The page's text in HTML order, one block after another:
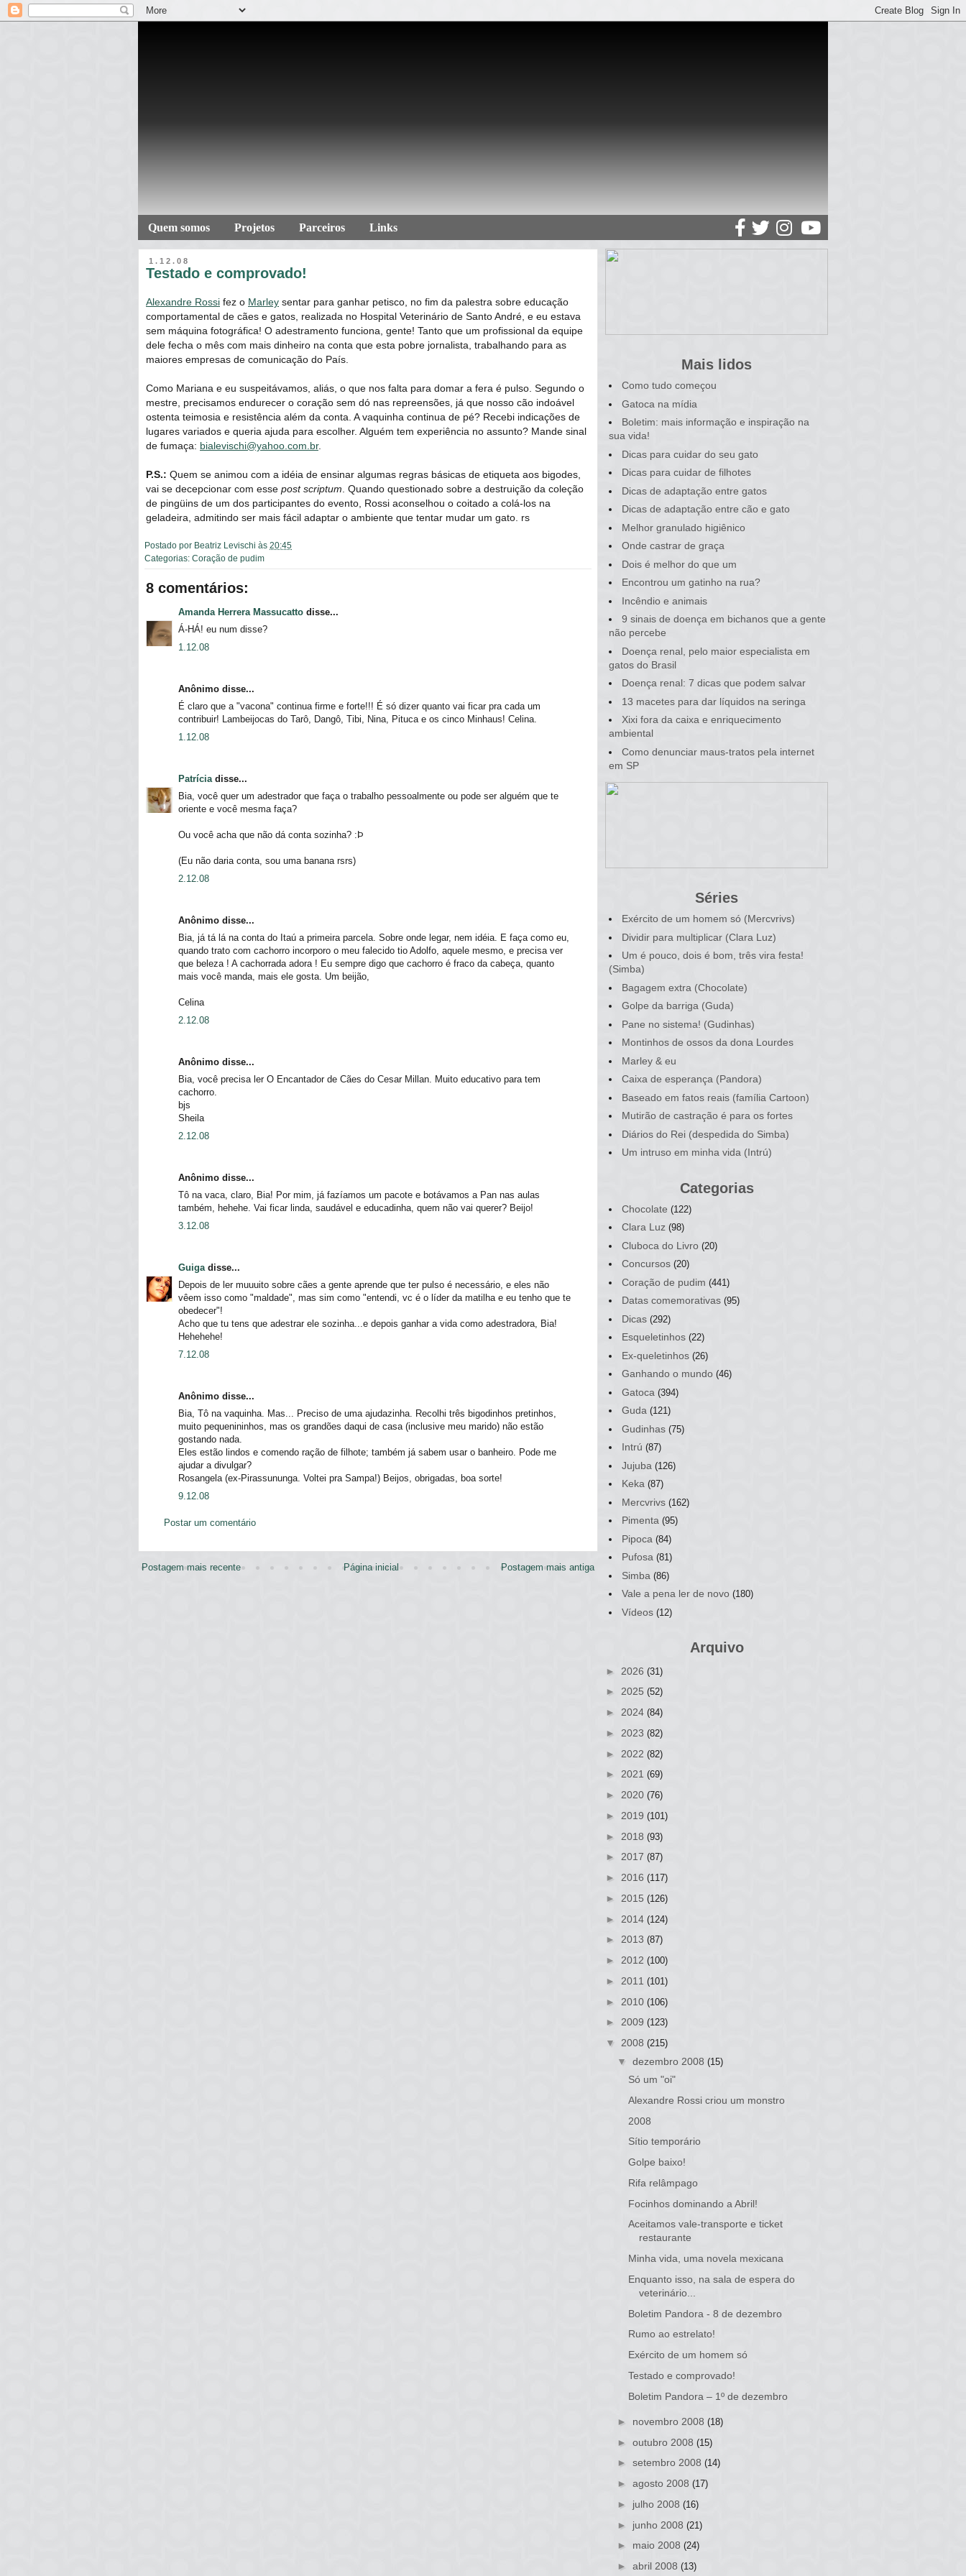
Quem somos Projetos Parceiros Links
1.12.08
Testado e comprovado!
Alexandre Rossi fez o Marley sentar para ganhar petisco, no fim da palestra sobre educação
comportamental de cães e gatos, realizada no Hospital Veterinário de Santo André, e eu estava
sem máquina fotográfica! O adestramento funciona, gente! Tanto que um profissional da equipe
dele fecha o mês com mais dinheiro na conta que esta pobre jornalista, trabalhando para as
maiores empresas de comunicação do País.
Como Mariana e eu suspeitávamos, aliás, o que nos falta para domar a fera é pulso. Segundo o
mestre, precisamos endurecer o coração sem dó nas repreensões, já que nosso cão indoável
ostenta teimosia e resistência além da conta. A vaquinha continua de pé? Recebi indicações de
lugares variados e queria ajuda para escolher. Alguém tem experiência no assunto? Mande sinal
de fumaça: bialevischi@yahoo.com.br.
P.S.: Quem se animou com a idéia de ensinar algumas regras básicas de etiqueta aos bigodes,
vai se decepcionar com esse post scriptum . Quando questionado sobre a destruição da coleção
de pingüins de um dos participantes do evento, Rossi aconselhou o coitado a colá-los na
geladeira, admitindo ser mais fácil adaptar o ambiente que tentar mudar um gato. rs
Postado por Beatriz Levischi às 20:45
Categorias: Coração de pudim
8 comentários:
Amanda Herrera Massucatto disse...
Á-HÁ! eu num disse?
1.12.08
Anônimo disse...
É claro que a "vacona" continua firme e forte!!! É só dizer quanto vai ficar pra cada um
contribuir! Lambeijocas do Tarô, Dangô, Tibi, Nina, Pituca e os cinco Minhaus! Celina.
1.12.08
Patrícia disse...
Bia, você quer um adestrador que faça o trabalho pessoalmente ou pode ser alguém que te
oriente e você mesma faça?
Ou você acha que não dá conta sozinha? :Þ
(Eu não daria conta, sou uma banana rsrs)
2.12.08
Anônimo disse...
Bia, já tá lá na conta do Itaú a primeira parcela. Sobre onde legar, nem idéia. E faça como eu,
quando trato com cachorro incorporo o meu falecido tio Adolfo, aquele mesmo, e precisa ver
que beleza ! A cachorrada adora ! Eu sempre digo que cachorro é fraco da cabeça, quanto
mais você manda, mais ele gosta. Um beijão,
Celina
2.12.08
Anônimo disse...
Bia, você precisa ler O Encantador de Cães do Cesar Millan. Muito educativo para tem
cachorro.
bjs
Sheila
2.12.08
Anônimo disse...
Tô na vaca, claro, Bia! Por mim, já fazíamos um pacote e botávamos a Pan nas aulas
também, hehehe. Vai ficar linda, saudável e educadinha, quem não vai querer? Beijo!
3.12.08
Guiga disse...
Depois de ler muuuito sobre cães a gente aprende que ter pulso é necessário, e eles não
vêem isso como "maldade", mas sim como "entendi, vc é o líder da matilha e eu tenho que te
obedecer"!
Acho que tu tens que adestrar ele sozinha...e depois ganhar a vida como adestradora, Bia!
Hehehehe!
7.12.08
Anônimo disse...
Bia, Tô na vaquinha. Mas... Preciso de uma ajudazinha. Recolhi três bigodinhos pretinhos,
muito pequenininhos, mas os grandões daqui de casa (inclusive meu marido) não estão
gostando nada.
Eles estão lindos e comendo ração de filhote; também já sabem usar o banheiro. Pode me
ajudar a divulgar?
Rosangela (ex-Pirassununga. Voltei pra Sampa!) Beijos, obrigadas, boa sorte!
9.12.08
Postar um comentário
Postagem mais recente Postagem mais antiga
Página inicial
Mais lidos
Como tudo começou
Gatoca na mídia
Boletim: mais informação e inspiração na
sua vida!
Dicas para cuidar do seu gato
Dicas para cuidar de filhotes
Dicas de adaptação entre gatos
Dicas de adaptação entre cão e gato
Melhor granulado higiênico
Onde castrar de graça
Dois é melhor do que um
Encontrou um gatinho na rua?
Incêndio e animais
9 sinais de doença em bichanos que a gente
não percebe
Doença renal, pelo maior especialista em
gatos do Brasil
Doença renal: 7 dicas que podem salvar
13 macetes para dar líquidos na seringa
Xixi fora da caixa e enriquecimento
ambiental
Como denunciar maus-tratos pela internet
em SP
Séries
Exército de um homem só (Mercvrivs)
Dividir para multiplicar (Clara Luz)
Um é pouco, dois é bom, três vira festa!
(Simba)
Bagagem extra (Chocolate)
Golpe da barriga (Guda)
Pane no sistema! (Gudinhas)
Montinhos de ossos da dona Lourdes
Marley & eu
Caixa de esperança (Pandora)
Baseado em fatos reais (família Cartoon)
Mutirão de castração é para os fortes
Diários do Rei (despedida do Simba)
Um intruso em minha vida (Intrú)
Categorias
Chocolate (122)
Clara Luz (98)
Cluboca do Livro (20)
Concursos (20)
Coração de pudim (441)
Datas comemorativas (95)
Dicas (292)
Esqueletinhos (22)
Ex-queletinhos (26)
Ganhando o mundo (46)
Gatoca (394)
Guda (121)
Gudinhas (75)
Intrú (87)
Jujuba (126)
Keka (87)
Mercvrivs (162)
Pimenta (95)
Pipoca (84)
Pufosa (81)
Simba (86)
Vale a pena ler de novo (180)
Vídeos (12)
Arquivo
► 2026 (31)
► 2025 (52)
► 2024 (84)
► 2023 (82)
► 2022 (82)
► 2021 (69)
► 2020 (76)
► 2019 (101)
► 2018 (93)
► 2017 (87)
► 2016 (117)
► 2015 (126)
► 2014 (124)
► 2013 (87)
► 2012 (100)
► 2011 (101)
► 2010 (106)
► 2009 (123)
▼ 2008 (215)
▼ dezembro 2008 (15)
Só um "oi"
Alexandre Rossi criou um monstro
2008
Sítio temporário
Golpe baixo!
Rifa relâmpago
Focinhos dominando a Abril!
Aceitamos vale-transporte e ticket
restaurante
Minha vida, uma novela mexicana
Enquanto isso, na sala de espera do
veterinário...
Boletim Pandora - 8 de dezembro
Rumo ao estrelato!
Exército de um homem só
Testado e comprovado!
Boletim Pandora – 1º de dezembro
► novembro 2008 (18)
► outubro 2008 (15)
► setembro 2008 (14)
► agosto 2008 (17)
► julho 2008 (16)
► junho 2008 (21)
► maio 2008 (24)
► abril 2008 (13)